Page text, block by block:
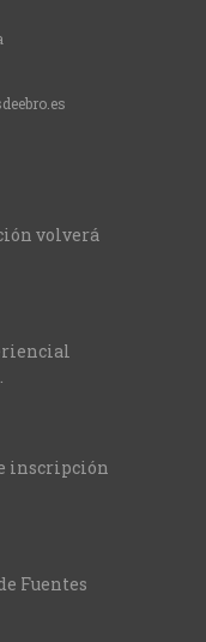
volverá
inscripción
Fuentes